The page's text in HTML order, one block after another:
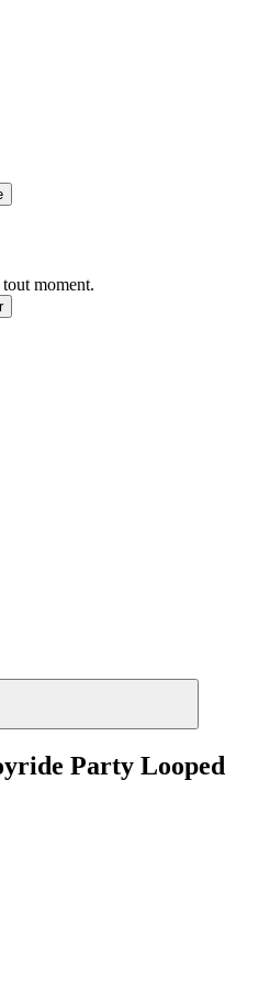
moment.
Party Looped